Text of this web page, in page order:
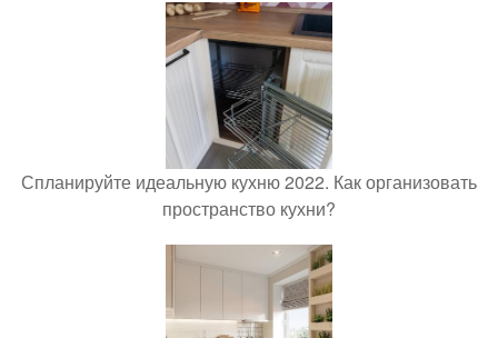
Спланируйте идеальную кухню 2022. Как организовать
пространство кухни?